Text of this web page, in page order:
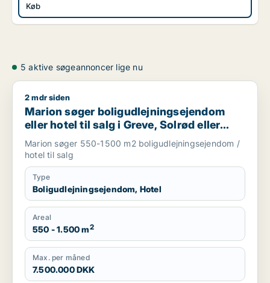
Køb
5 aktive søgeannoncer lige nu
Marion søger boligudlejningsejendom eller hotel til salg i
2 mdr siden
Marion søger boligudlejningsejendom
eller hotel til salg i Greve, Solrød eller
Roskilde m.fl.
Marion søger 550-1500 m2 boligudlejningsejendom /
hotel til salg
Type
Boligudlejningsejendom, Hotel
Areal
550 - 1.500 m2
Max. per måned
7.500.000 DKK